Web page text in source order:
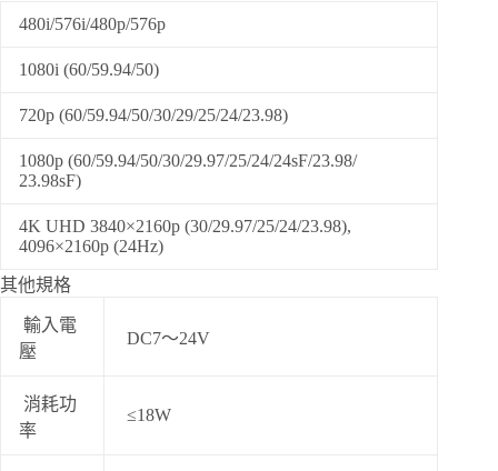
480i/576i/480p/576p
1080i (60/59.94/50)
720p (60/59.94/50/30/29/25/24/23.98)
1080p (60/59.94/50/30/29.97/25/24/24sF/23.98/
23.98sF)
4K UHD 3840×2160p (30/29.97/25/24/23.98),
4096×2160p (24Hz)
其他規格
輸入電
壓
DC7～24V
消耗功
率
≤18W